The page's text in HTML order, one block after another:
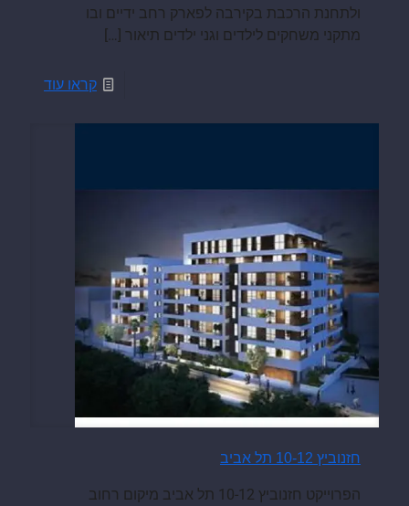
ולתחנת הרכבת בקירבה לפארק רחב ידיים ובו
מתקני משחקים לילדים וגני ילדים תיאור […]
קראו עוד
חזנוביץ 10-12 תל אביב
הפרוייקט חזנוביץ 10-12 תל אביב מיקום רחוב